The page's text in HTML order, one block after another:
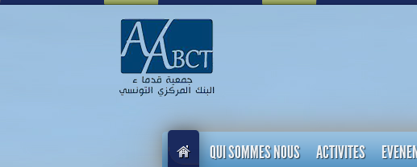
QUI SOMMES NOUS ACTIVITES